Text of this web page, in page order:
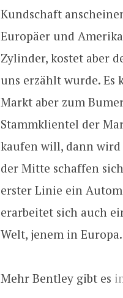
Kundschaft
Europäer und
Zylinder, kostet aber
uns erzählt wurde. Es
Markt aber zum
Stammklientel der
kaufen will, dann wird
der Mitte schaffen
erster Linie ein
erarbeitet sich auch
Welt, jenem in Europa.
Mehr Bentley gibt es